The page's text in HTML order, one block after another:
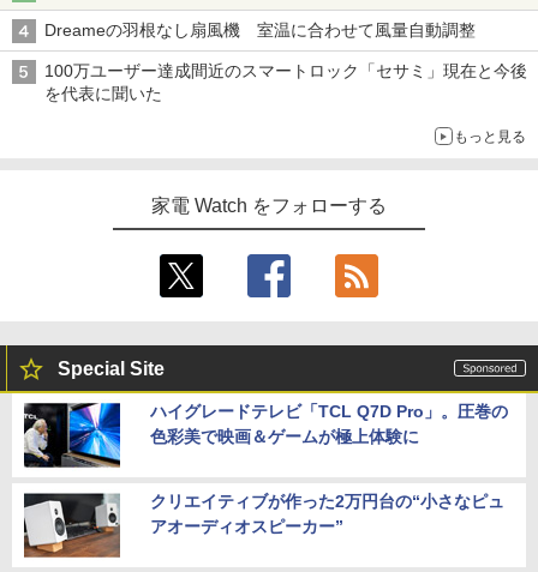
Dreameの羽根なし扇風機 室温に合わせて風量自動調整
100万ユーザー達成間近のスマートロック「セサミ」現在と今後
を代表に聞いた
もっと見る
家電 Watch をフォローする
Special Site
ハイグレードテレビ「TCL Q7D Pro」。圧巻の
色彩美で映画＆ゲームが極上体験に
クリエイティブが作った2万円台の“小さなピュ
アオーディオスピーカー”